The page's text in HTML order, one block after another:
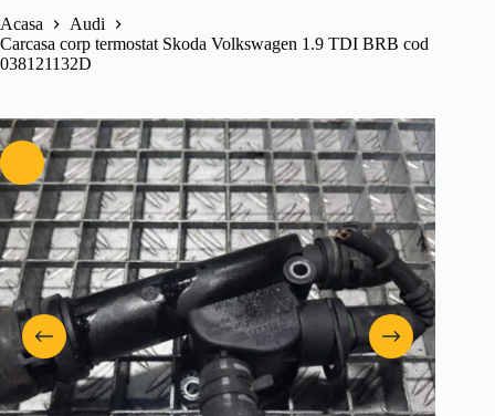
Acasa
Audi
Carcasa corp termostat Skoda Volkswagen 1.9 TDI BRB cod
038121132D